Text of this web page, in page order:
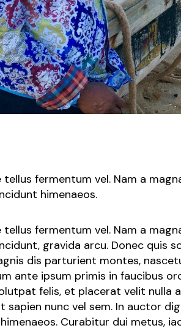
fermentum vel. Nam a
himenaeos.
fermentum vel. Nam a
gravida arcu. Donec quis
dis parturient montes,
ante ipsum primis in faucibus
felis, et placerat velit nulla a
nunc vel sem. In auctor
Curabitur dui metus,